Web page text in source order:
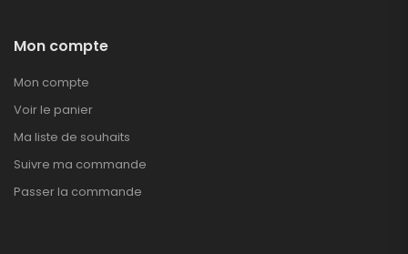
Mon compte
Mon compte
Voir le panier
Ma liste de souhaits
Suivre ma commande
Passer la commande